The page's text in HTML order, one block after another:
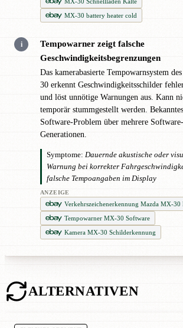
MX-30 battery heater cold
i
Tempowarner zeigt falsche
Geschwindigkeitsbegrenzungen
Das kamerabasierte Tempowarnsystem
30 erkennt Geschwindigkeitsschilder
und löst unnötige Warnungen aus. Kann
temporär stummgestellt werden. Bekanntes
Software-Problem über mehrere Software-
Generationen.
Symptome: Dauernde akustische oder
Warnung bei korrekter
falsche Tempoangaben im Display
ANZEIGE
Verkehrszeichenerkennung Mazda MX-30
Tempowarner MX-30 Software
Kamera MX-30 Schilderkennung
ALTERNATIVEN